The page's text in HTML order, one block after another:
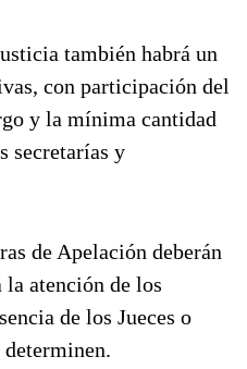
también habrá un
con participación del
y la mínima cantidad
secretarías y
de Apelación deberán
la atención de los
de los Jueces o
determinen.